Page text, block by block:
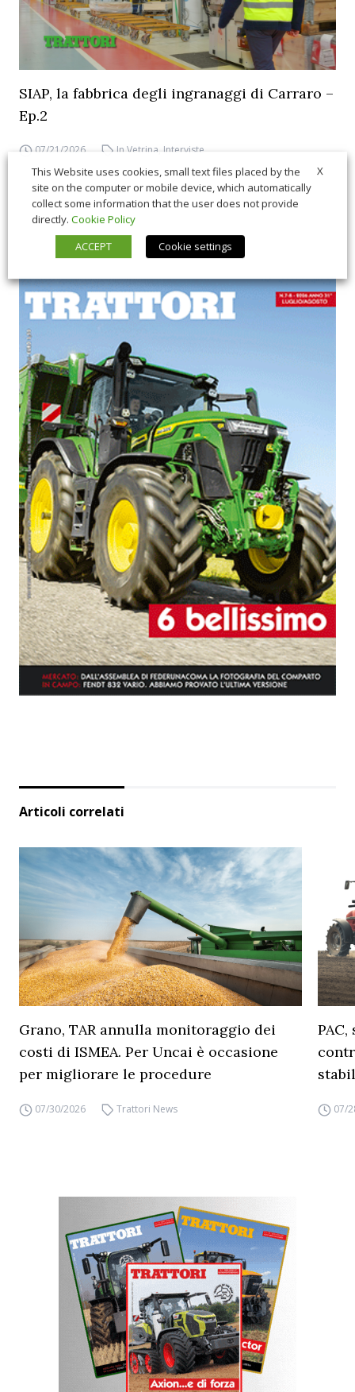
SIAP, la fabbrica degli ingranaggi di Carraro –
Ep.2
07/21/2026 In Vetrina ,Interviste
Articoli correlati
Grano, TAR annulla monitoraggio dei
costi di ISMEA. Per Uncai è occasione
per migliorare le procedure
07/30/2026 Trattori News 07/
X
This Website uses cookies, small text files placed by the
site on the computer or mobile device, which automatically
collect some information that the user does not provide
directly. Cookie Policy
ACCEPT
Cookie settings